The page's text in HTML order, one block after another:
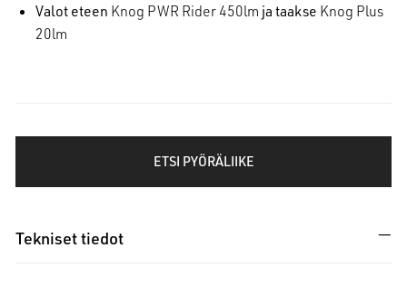
Valot eteen Knog PWR Rider 450lm ja taakse Knog Plus
20lm
ETSI PYÖRÄLIIKE
Tekniset tiedot